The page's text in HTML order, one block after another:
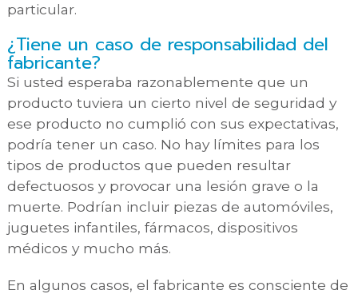
particular.
¿Tiene un caso de responsabilidad del
fabricante?
Si usted esperaba razonablemente que un
producto tuviera un cierto nivel de seguridad y
ese producto no cumplió con sus expectativas,
podría tener un caso. No hay límites para los
tipos de productos que pueden resultar
defectuosos y provocar una lesión grave o la
muerte. Podrían incluir piezas de automóviles,
juguetes infantiles, fármacos, dispositivos
médicos y mucho más.
En algunos casos, el fabricante es consciente de